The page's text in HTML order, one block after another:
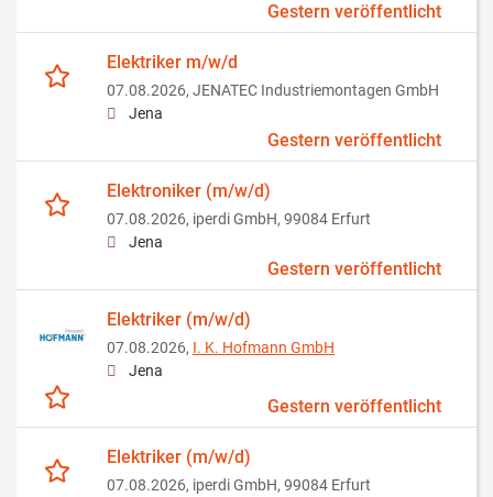
Gestern veröffentlicht
Elektriker m/w/d
07.08.2026, JENATEC Industriemontagen GmbH
Jena
Gestern veröffentlicht
Elektroniker (m/w/d)
07.08.2026, iperdi GmbH, 99084 Erfurt
Jena
Gestern veröffentlicht
Elektriker (m/w/d)
07.08.2026, I. K. Hofmann GmbH
Jena
Gestern veröffentlicht
Elektriker (m/w/d)
07.08.2026, iperdi GmbH, 99084 Erfurt